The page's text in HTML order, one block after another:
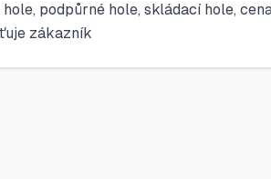
podpůrné hole, skládací hole,
zákazník